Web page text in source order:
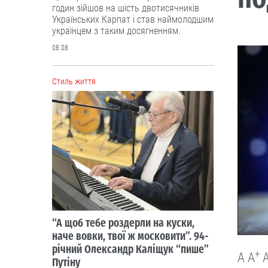
A A+
годин зійшов на шість двотисячників
Українських Карпат і став наймолодшим
українцем з таким досягненням.
08.08
Cтиль життя
“А щоб тебе роздерли на куски,
наче вовки, твої ж московити”. 94-
річний Олександр Каліщук “пише”
Путіну